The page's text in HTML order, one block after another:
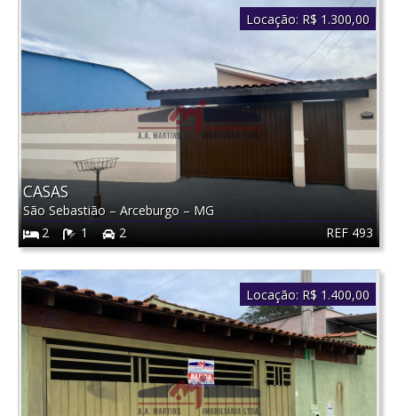
REF 493
CASAS
São Sebastião – Arceburgo – MG
2
1 2
Locação: R$ 1.300,00
Locação: R$ 1.400,00